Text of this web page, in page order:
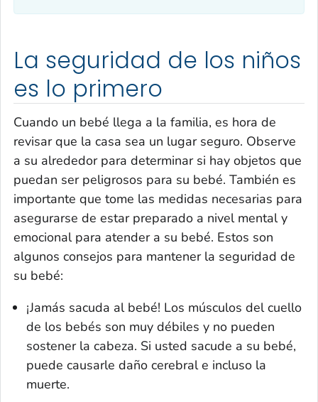
La seguridad de los niños
es lo primero
Cuando un bebé llega a la familia, es hora de
revisar que la casa sea un lugar seguro. Observe
a su alrededor para determinar si hay objetos que
puedan ser peligrosos para su bebé. También es
importante que tome las medidas necesarias para
asegurarse de estar preparado a nivel mental y
emocional para atender a su bebé. Estos son
algunos consejos para mantener la seguridad de
su bebé:
¡Jamás sacuda al bebé! Los músculos del cuello
de los bebés son muy débiles y no pueden
sostener la cabeza. Si usted sacude a su bebé,
puede causarle daño cerebral e incluso la
muerte.